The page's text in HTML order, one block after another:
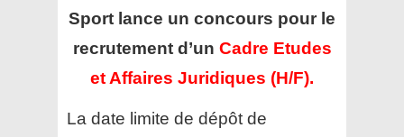
Sport lance un concours pour le
recrutement d’un Cadre Etudes
et Affaires Juridiques (H/F).
La date limite de dépôt de